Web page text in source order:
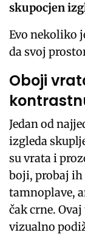
skupocjen
Evo nekoliko
da svoj
Oboji
Jedan od
izgleda
su vrata i
boji, probaj
tamnoplave,
čak crne.
vizualno